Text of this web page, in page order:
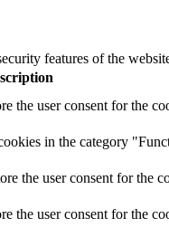
features of the
the user consent for the
in the category
the user consent for the
the user consent for the